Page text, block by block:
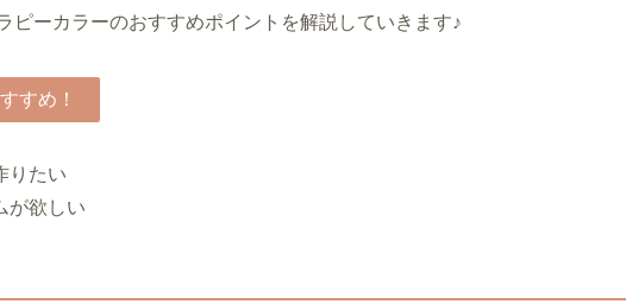
ピーカラーのおすすめポイントを解説していきます♪
すめ！
りたい
が欲しい